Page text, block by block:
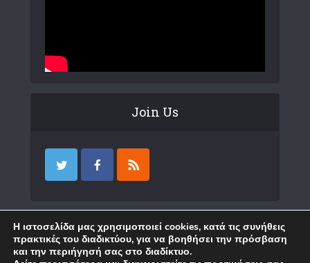
Join Us
Επικοινωνία
Η ιστοσελίδα μας χρησιμοποιεί cookies, κατά τις συνήθεις
πρακτικές του διαδικτύου, για να βοηθήσει την πρόσβαση
και την περιήγησή σας στο διαδίκτυο.